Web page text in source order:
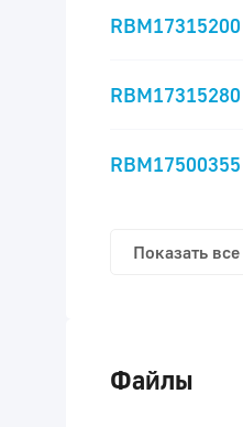
RBM17315200
RBM17315280
RBM17500355
Показать все
Файлы